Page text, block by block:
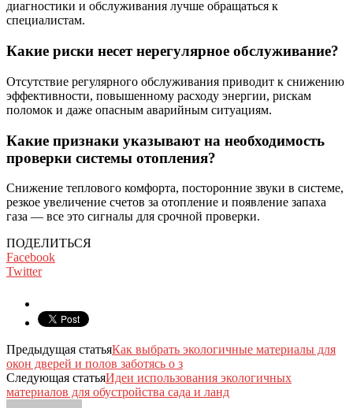
диагностики и обслуживания лучше обращаться к
специалистам.
Какие риски несет нерегулярное обслуживание?
Отсутствие регулярного обслуживания приводит к снижению
эффективности, повышенному расходу энергии, рискам
поломок и даже опасным аварийным ситуациям.
Какие признаки указывают на необходимость
проверки системы отопления?
Снижение теплового комфорта, посторонние звуки в системе,
резкое увеличение счетов за отопление и появление запаха
газа — все это сигналы для срочной проверки.
ПОДЕЛИТЬСЯ
Facebook
Twitter
Предыдущая статьяКак выбрать экологичные материалы для
окон дверей и полов заботясь о з
Следующая статьяИдеи использования экологичных
материалов для обустройства сада и ланд